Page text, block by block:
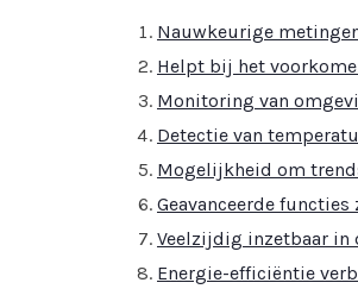
Nauwkeurige
Helpt bij het
Monitoring van
Detectie van
Mogelijkheid om
Geavanceerde
Veelzijdig inzetbaar in
Energie-efficiëntie